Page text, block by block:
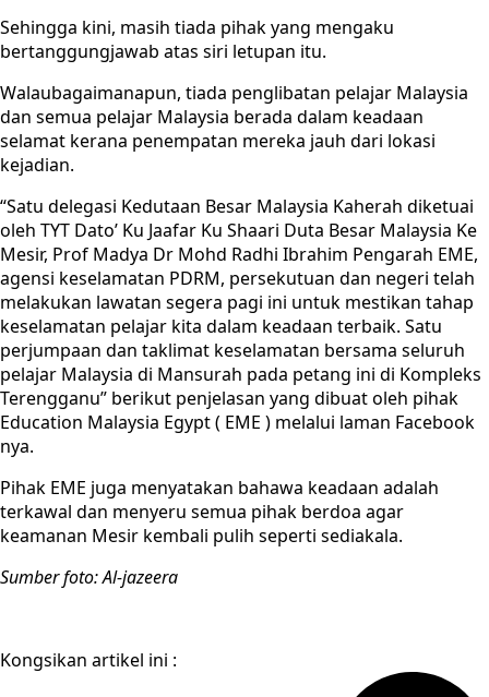
Sehingga kini, masih tiada pihak yang mengaku
bertanggungjawab atas siri letupan itu.
Walaubagaimanapun, tiada penglibatan pelajar Malaysia
dan semua pelajar Malaysia berada dalam keadaan
selamat kerana penempatan mereka jauh dari lokasi
kejadian.
“Satu delegasi Kedutaan Besar Malaysia Kaherah diketuai
oleh TYT Dato’ Ku Jaafar Ku Shaari Duta Besar Malaysia Ke
Mesir, Prof Madya Dr Mohd Radhi Ibrahim Pengarah EME,
agensi keselamatan PDRM, persekutuan dan negeri telah
melakukan lawatan segera pagi ini untuk mestikan tahap
keselamatan pelajar kita dalam keadaan terbaik. Satu
perjumpaan dan taklimat keselamatan bersama seluruh
pelajar Malaysia di Mansurah pada petang ini di Kompleks
Terengganu” berikut penjelasan yang dibuat oleh pihak
Education Malaysia Egypt ( EME ) melalui laman Facebook
nya.
Pihak EME juga menyatakan bahawa keadaan adalah
terkawal dan menyeru semua pihak berdoa agar
keamanan Mesir kembali pulih seperti sediakala.
Sumber foto: Al-jazeera
Kongsikan artikel ini :